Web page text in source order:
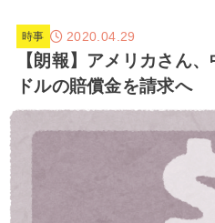
時事 2020.04.29
【朗報】アメリカさん
ドルの賠償金を請求へ